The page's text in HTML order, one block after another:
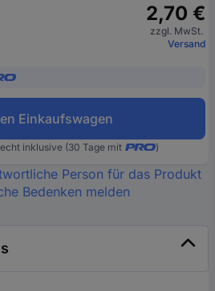
2,70 €
zzgl. MwSt.
Versand
Einkaufswagen
inklusive (30 Tage mit )
Person für das Produkt
Bedenken melden